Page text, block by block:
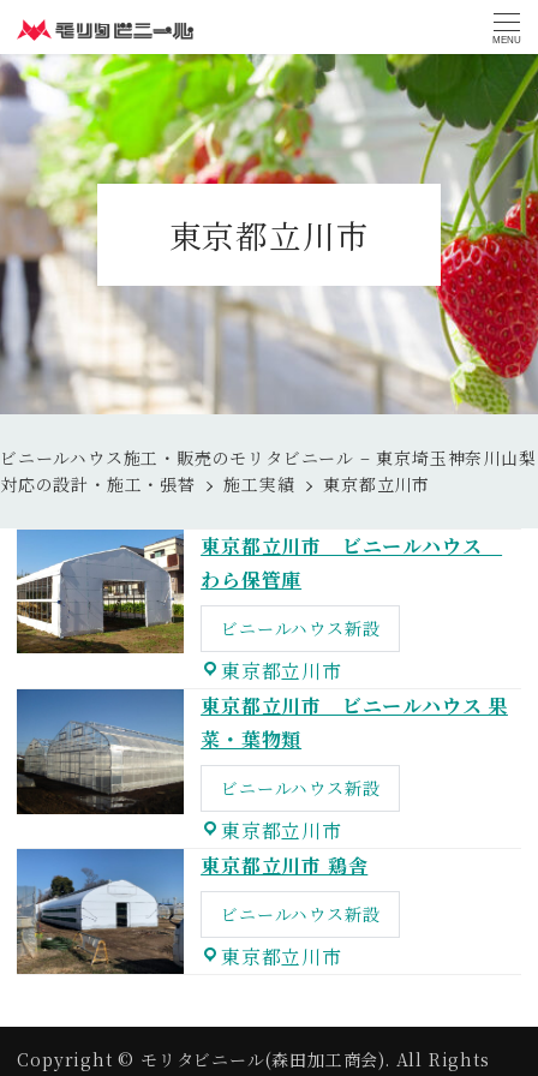
MENU
東京都立川市
ビニールハウス施工・販売のモリタビニール – 東京埼玉神奈川山梨
対応の設計・施工・張替
施工実績 東京都立川市
東京都立川市 ビニールハウス
わら保管庫
ビニールハウス新設
東京都立川市
東京都立川市 ビニールハウス 果
菜・葉物類
ビニールハウス新設
東京都立川市
東京都立川市 鶏舎
ビニールハウス新設
東京都立川市
Copyright © モリタビニール(森田加工商会). All Rights